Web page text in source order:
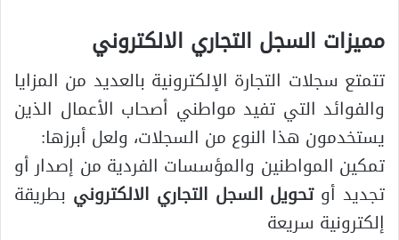
مميزات السجل التجاري الالكتروني
تتمتع سجلات التجارة الإلكترونية بالعديد من المزايا
والفوائد التي تفيد مواطني أصحاب الأعمال الذين
يستخدمون هذا النوع من السجلات، ولعل أبرزها:
تمكين المواطنين والمؤسسات الفردية من إصدار أو
تجديد أوتحويل السجل التجاري الالكتروني بطريقة
إلكترونية سريعة